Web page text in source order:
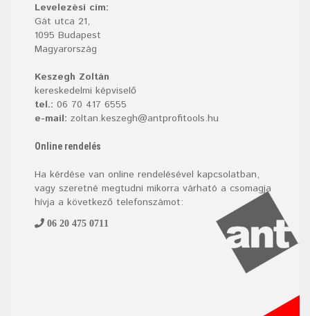
Levelezési cím:
Gát utca 21,
1095 Budapest
Magyarország
Keszegh Zoltán
kereskedelmi képviselő
tel.: 06 70 417 6555
e-mail: zoltan.keszegh@antprofitools.hu
Online rendelés
Ha kérdése van online rendelésével kapcsolatban,
vagy szeretné megtudni mikorra várható a csomagja
hívja a következő telefonszámot:
06 20 475 0711